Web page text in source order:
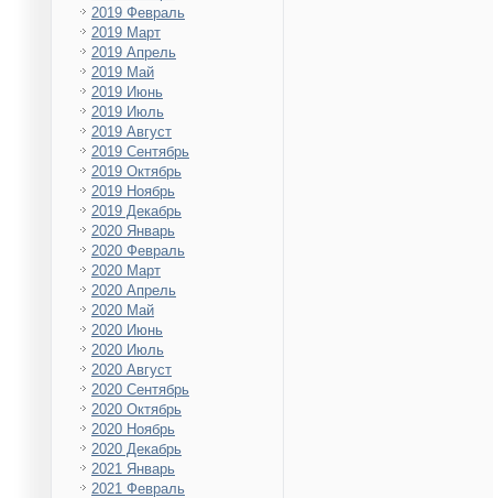
2019 Февраль
2019 Март
2019 Апрель
2019 Май
2019 Июнь
2019 Июль
2019 Август
2019 Сентябрь
2019 Октябрь
2019 Ноябрь
2019 Декабрь
2020 Январь
2020 Февраль
2020 Март
2020 Апрель
2020 Май
2020 Июнь
2020 Июль
2020 Август
2020 Сентябрь
2020 Октябрь
2020 Ноябрь
2020 Декабрь
2021 Январь
2021 Февраль